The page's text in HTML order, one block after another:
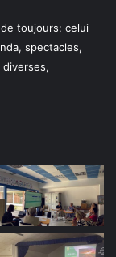
toujours: celui
spectacles,